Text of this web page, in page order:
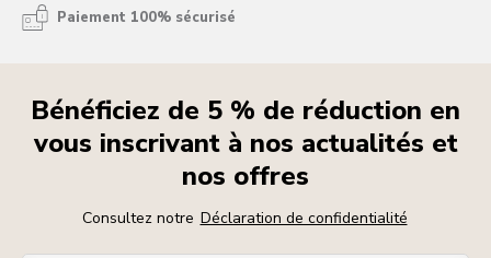
Paiement 100% sécurisé
Bénéficiez de 5 % de réduction en
vous inscrivant à nos actualités et
nos offres
Consultez notre Déclaration de confidentialité